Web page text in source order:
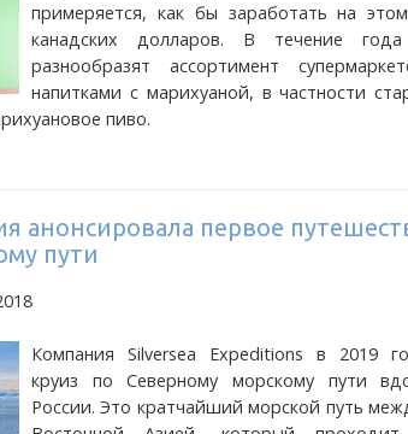
примеряется, как бы заработать на
канадских долларов. В течение
разнообразят ассортимент
напитками с марихуаной, в частности
пиво.
анонсировала первое
пути
Компания Silversea Expeditions в 2019
круиз по Северному морскому пути
России. Это кратчайший морской путь